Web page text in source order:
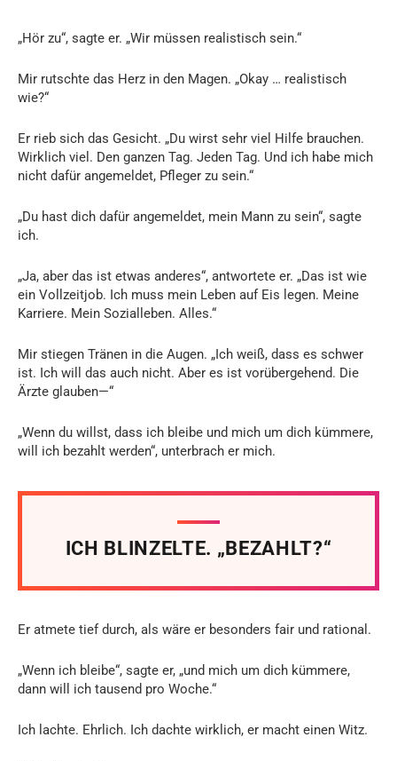
„Hör zu“, sagte er. „Wir müssen realistisch sein.“
Mir rutschte das Herz in den Magen. „Okay … realistisch
wie?“
Er rieb sich das Gesicht. „Du wirst sehr viel Hilfe brauchen.
Wirklich viel. Den ganzen Tag. Jeden Tag. Und ich habe mich
nicht dafür angemeldet, Pfleger zu sein.“
„Du hast dich dafür angemeldet, mein Mann zu sein“, sagte
ich.
„Ja, aber das ist etwas anderes“, antwortete er. „Das ist wie
ein Vollzeitjob. Ich muss mein Leben auf Eis legen. Meine
Karriere. Mein Sozialleben. Alles.“
Mir stiegen Tränen in die Augen. „Ich weiß, dass es schwer
ist. Ich will das auch nicht. Aber es ist vorübergehend. Die
Ärzte glauben—“
„Wenn du willst, dass ich bleibe und mich um dich kümmere,
will ich bezahlt werden“, unterbrach er mich.
ICH BLINZELTE. „BEZAHLT?“
Er atmete tief durch, als wäre er besonders fair und rational.
„Wenn ich bleibe“, sagte er, „und mich um dich kümmere,
dann will ich tausend pro Woche.“
Ich lachte. Ehrlich. Ich dachte wirklich, er macht einen Witz.